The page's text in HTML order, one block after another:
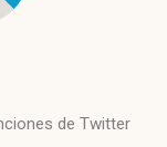
de Twitter